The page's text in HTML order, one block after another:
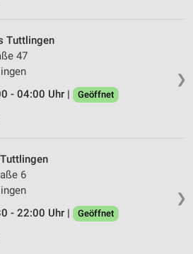
❯
Tuttlingen
47
- 04:00 Uhr |
Geöffnet
❯
6
- 22:00 Uhr |
Geöffnet